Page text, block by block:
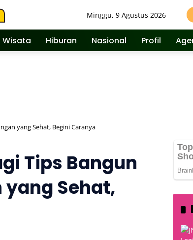
Minggu, 9 Agustus 2026
Wisata Hiburan Nasional Profil
yang Sehat, Begini Caranya
Tips Bangun
yang Sehat,